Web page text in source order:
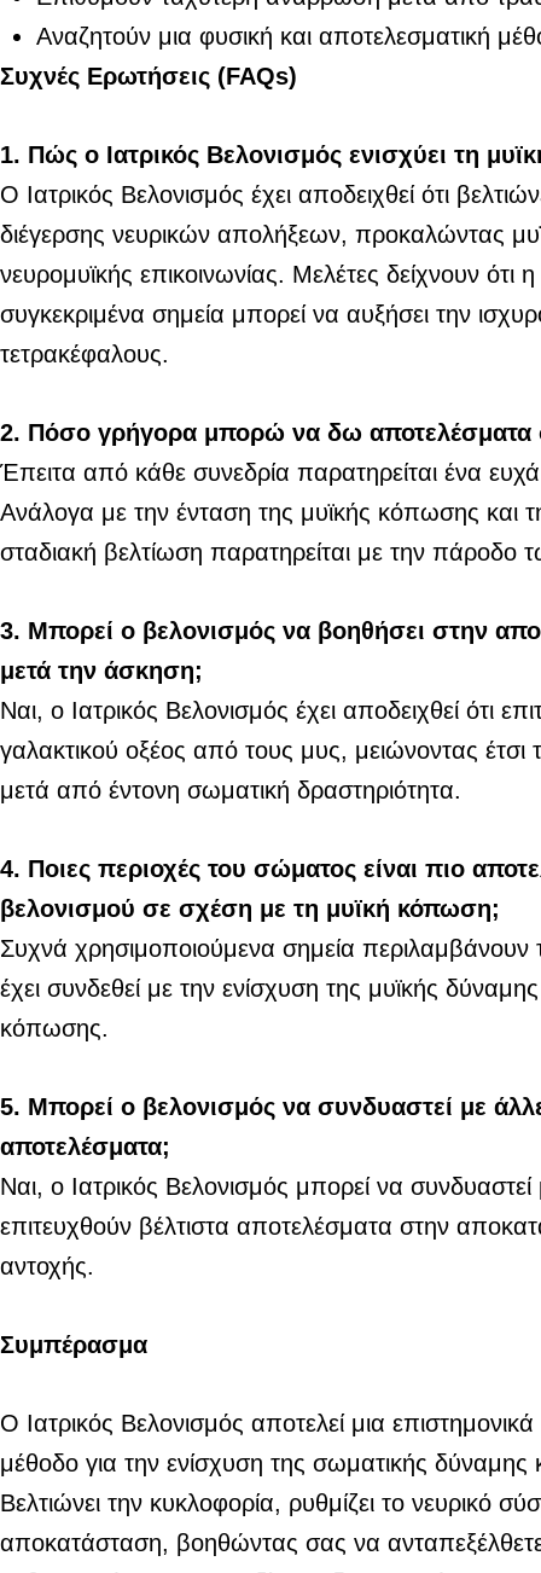
Αναζητούν μια φυσική και αποτελεσματική
Συχνές Ερωτήσεις (FAQs)
1. Πώς ο Ιατρικός Βελονισμός ενισχύει τη
Ο Ιατρικός Βελονισμός έχει αποδειχθεί ότι
διέγερσης νευρικών απολήξεων, προκαλώντας
νευρομυϊκής επικοινωνίας. Μελέτες δείχνουν
συγκεκριμένα σημεία μπορεί να αυξήσει την
τετρακέφαλους.
2. Πόσο γρήγορα μπορώ να δω αποτελέσματα
Έπειτα από κάθε συνεδρία παρατηρείται ένα
Ανάλογα με την ένταση της μυϊκής κόπωσης και
σταδιακή βελτίωση παρατηρείται με την πάροδο
3. Μπορεί ο βελονισμός να βοηθήσει στην
μετά την άσκηση;
Ναι, ο Ιατρικός Βελονισμός έχει αποδειχθεί ότι
γαλακτικού οξέος από τους μυς, μειώνοντας
μετά από έντονη σωματική δραστηριότητα.
4. Ποιες περιοχές του σώματος είναι πιο
βελονισμού σε σχέση με τη μυϊκή κόπωση;
Συχνά χρησιμοποιούμενα σημεία
έχει συνδεθεί με την ενίσχυση της μυϊκής
κόπωσης.
5. Μπορεί ο βελονισμός να συνδυαστεί με
αποτελέσματα;
Ναι, ο Ιατρικός Βελονισμός μπορεί να
επιτευχθούν βέλτιστα αποτελέσματα στην
αντοχής.
Συμπέρασμα
Ο Ιατρικός Βελονισμός αποτελεί μια
μέθοδο για την ενίσχυση της σωματικής
Βελτιώνει την κυκλοφορία, ρυθμίζει το νευρικό
αποκατάσταση, βοηθώντας σας να ανταπεξέλθετε